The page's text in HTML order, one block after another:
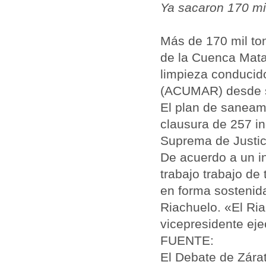
Ya sacaron 170
Más de 170 mil
de la Cuenca
limpieza
(ACUMAR) desde
El plan de
clausura de 257
Suprema de
De acuerdo a un
trabajo trabajo de
en forma
Riachuelo. «El
vicepresidente
FUENTE:
El Debate de